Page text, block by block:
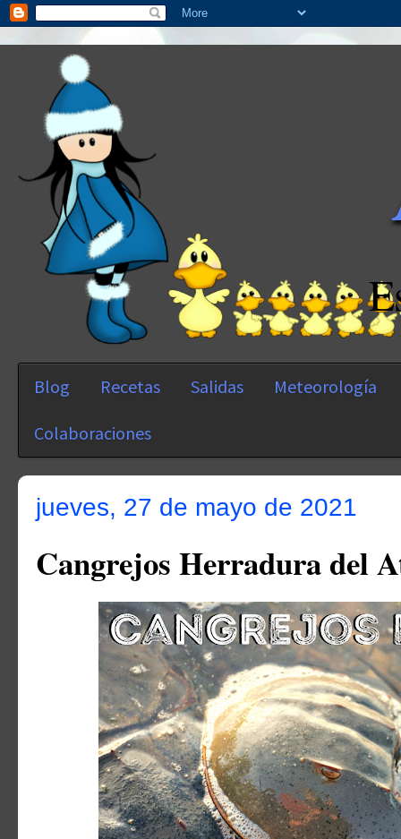
Blog Recetas Salidas Meteorología
Colaboraciones
jueves, 27 de mayo de 2021
Cangrejos Herradura del